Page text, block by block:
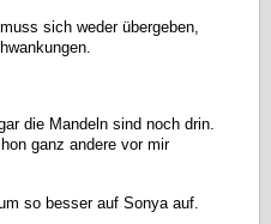
sich weder übergeben,
die Mandeln sind noch drin.
ganz andere vor mir
so besser auf Sonya auf.